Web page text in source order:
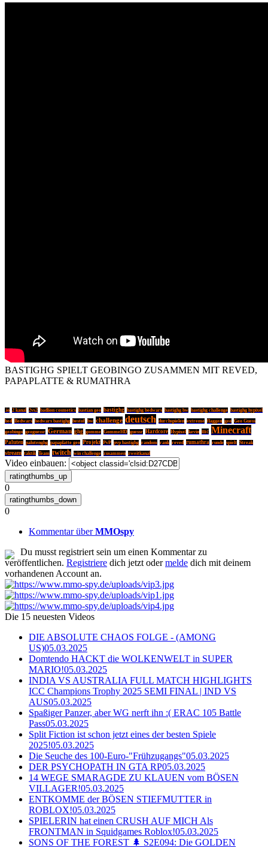
BASTIGHG SPIELT GEOBINGO ZUSAMMEN MIT REVED,
PAPAPLATTE & RUMATHRA
.io 2 kanal 2vs2 badlion cosmetics bastian geo bastighg bastighg bedwars bastighg bw bastighg challenge bastighg hypixel
bed Bedwars bedwars bastighg bestof bw challenge deutsch durchspielen extreme flaggen geo Geo Guess
geobingo geoguessr German ghg gomme GommeHD guessr Hardcore Hypixel kevin mc Minecraft
Paluten palutenghg papaplatte geo Projekt PvP pvp bastighg random rank reved rumathra runde spielt Streak
stream taktik Team twitch win challenge zusammen zweitkanal
Video einbauen:
0
0
Kommentar überMMOspy
Du musst registriert sein um einen Kommentar zu
veröffentlichen. Registriere dich jetzt odermelde dich mit deinem
vorhandenen Account an.
Die 15 neuesten Videos
DIE ABSOLUTE CHAOS FOLGE - (AMONG
US)05.03.2025
Domtendo HACKT die WOLKENWELT in SUPER
MARIO!05.03.2025
INDIA VS AUSTRALIA FULL MATCH HIGHLIGHTS
ICC Champions Trophy 2025 SEMI FINAL | IND VS
AUS05.03.2025
Spaßiger Panzer, aber WG nerft ihn :( ERAC 105 Battle
Pass05.03.2025
Split Fiction ist schon jetzt eines der besten Spiele
2025!05.03.2025
Die Seuche des 100-Euro-"Frühzugangs"05.03.2025
DER PSYCHOPATH IN GTA RP05.03.2025
14 WEGE SMARAGDE ZU KLAUEN vom BÖSEN
VILLAGER!05.03.2025
ENTKOMME der BÖSEN STIEFMUTTER in
ROBLOX!05.03.2025
SPIELERIN hat einen CRUSH AUF MICH Als
FRONTMAN in Squidgames Roblox!05.03.2025
SONS OF THE FOREST 🌲 S2E094: Die GOLDEN